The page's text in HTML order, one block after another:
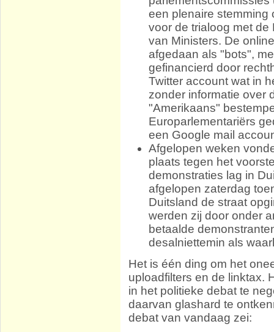
een plenaire
voor de trialoog met
van Ministers. De
afgedaan als "bots",
gefinancierd door
Twitter account wat in
zonder informatie over
"Amerikaans"
Europarlementariërs
een Google mail
Afgelopen weken
plaats tegen het
demonstraties lag in
afgelopen zaterdag
Duitsland de straat
werden zij door onder
betaalde
desalniettemin als
Het is één ding om het
uploadfilters en de linktax.
in het politieke debat te
daarvan glashard te
debat van vandaag zei: